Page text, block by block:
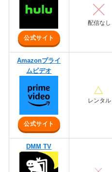
公式サイト
配信なし
Amazonプライ
ムビデオ
公式サイト
レンタル
DMM TV